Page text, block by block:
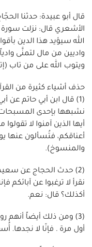
قال أبو عبيدة: حدثنا
الأشعري قال: نزلت سورة
الله سيؤيد هذا الدين
واديين من مال لتمنَّى وادياً
ويتوب الله على من تاب
حذف أشياء كثيرة من
(1) قال ابن أبي حاتم عن
نشبهها بإحدى
أيها الذين آمنوا لا
أعناقكم، فتُسألون عنها
والمنسوخ).
(2) حدث الحجاج عن
نقرأ لا ترغبوا عن آبائكم
أكذلك؟ قال: نعم.
(3) ومن ذلك أيضاً أنهم
أول مرة . فإنّا لا